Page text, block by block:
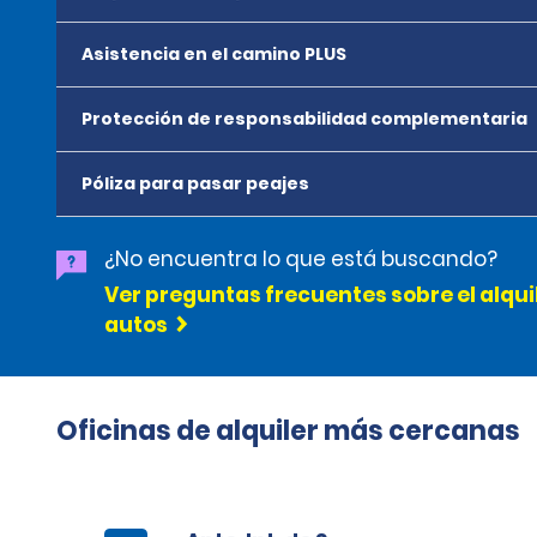
Asistencia en el camino PLUS
Protección de responsabilidad complementaria
Póliza para pasar peajes
¿No encuentra lo que está buscando?
Ver preguntas frecuentes sobre el
autos
Oficinas de alquiler más cercanas